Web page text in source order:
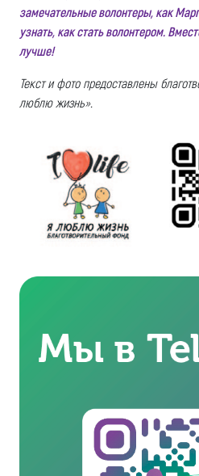
замечательные волонтеры, как
узнать, как стать волонтером.
лучше!
Текст и фото предоставлены
люблю жизнь».